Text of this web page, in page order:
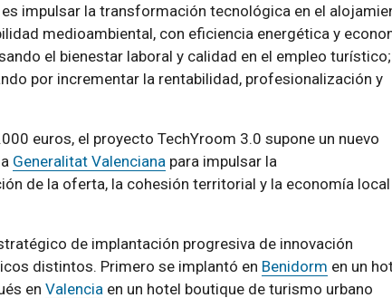
impulsar la transformación tecnológica en el
medioambiental, con eficiencia energética y
el bienestar laboral y calidad en el empleo
por incrementar la rentabilidad, profesionalización y
euros, el proyecto TechYroom 3.0 supone un nuevo
Generalitat Valenciana para impulsar la
de la oferta, la cohesión territorial y la economía local
de implantación progresiva de innovación
distintos. Primero se implantó en Benidorm en un
en Valencia en un hotel boutique de turismo urbano